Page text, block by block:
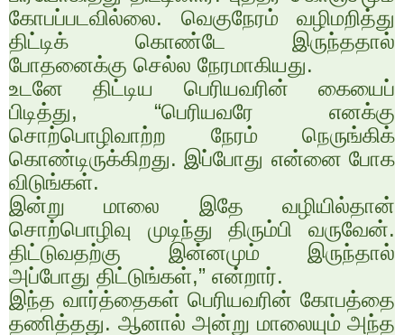
கோபப்படவில்லை. வெகுநேரம் வழிமறித்து
திட்டிக் கொண்டே இருந்ததால்
போதனைக்கு செல்ல நேரமாகியது.
உடனே திட்டிய பெரியவரின் கையைப்
பிடித்து, “பெரியவரே எனக்கு
சொற்பொழிவாற்ற நேரம் நெருங்கிக்
கொண்டிருக்கிறது. இப்போது என்னை போக
விடுங்கள்.
இன்று மாலை இதே வழியில்தான்
சொற்பொழிவு முடிந்து திரும்பி வருவேன்.
திட்டுவதற்கு இன்னமும் இருந்தால்
அப்போது திட்டுங்கள்,” என்றார்.
இந்த வார்த்தைகள் பெரியவரின் கோபத்தை
தணித்தது. ஆனால் அன்று மாலையும் அந்த